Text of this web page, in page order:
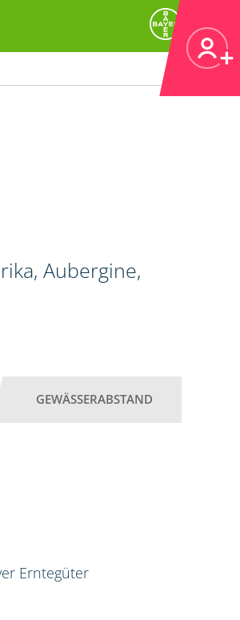
Aubergine,
GEWÄSSERABSTAND
Erntegüter